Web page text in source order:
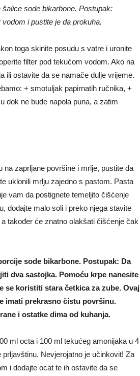
sode bikarbone. Postupak:
i pustite je da prokuha.
toga skinite posudu s vatre i uronite
filter pod tekućom vodom. Ako na
ili ostavite da se namače dulje vrijeme.
+ smotuljak papirnatih ručnika, +
dok ne bude napola puna, a zatim
na zaprljane površine i mrlje, pustite da
uklonili mrlju zajedno s pastom. Pasta
vam da postignete temeljito čišćenje
dodajte malo soli i preko njega stavite
također će znatno olakšati čišćenje čak
sode bikarbone. Postupak: Da
dva sastojka. Pomoću krpe nanesite
se koristiti stara četkica za zube. Ovaj
imati prekrasno čistu površinu.
i ostatke dima od kuhanja.
ml octa i 100 ml tekućeg amonijaka u 4
Nevjerojatno je učinkovit! Za
i dodajte ocat te ih ostavite da se